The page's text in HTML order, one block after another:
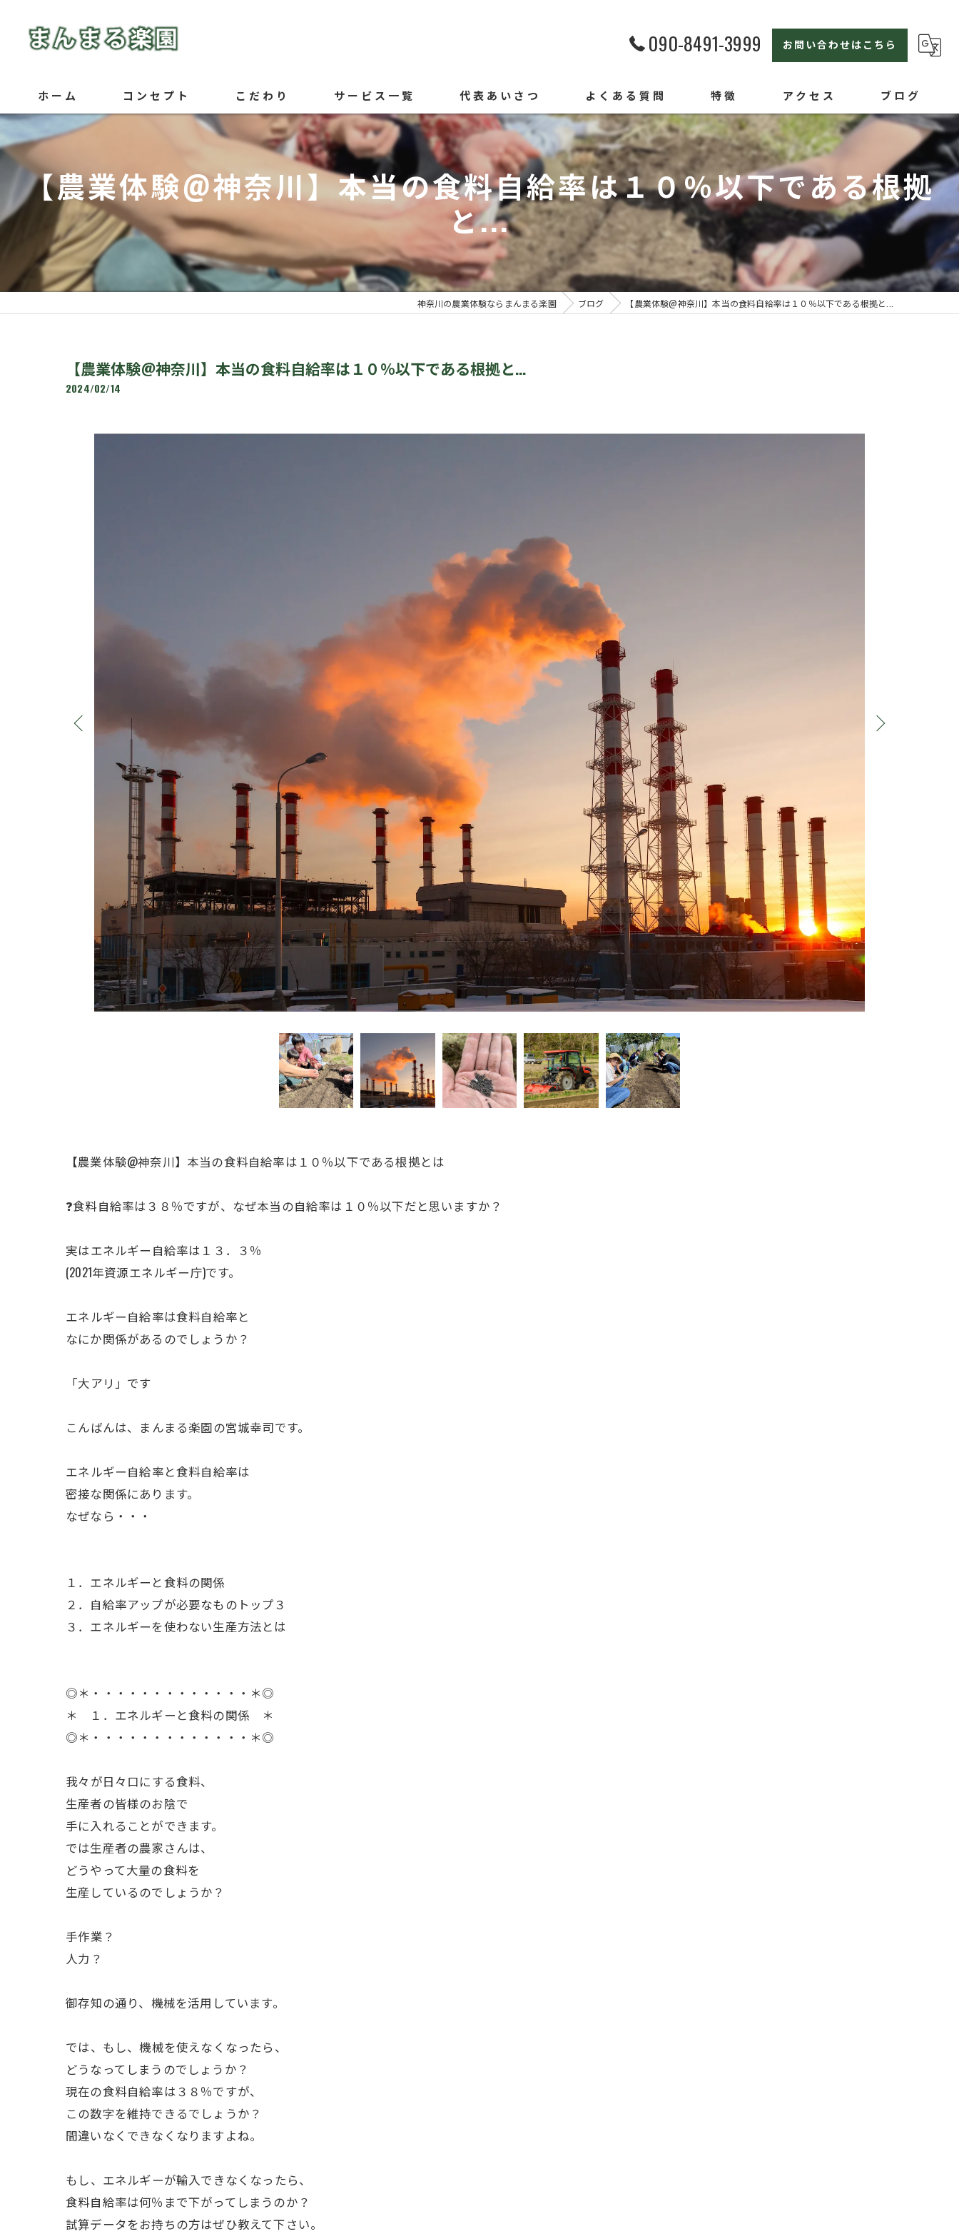
090-8491-3999 お問い合わせはこちら
ホーム コンセプト こだわり サービス一覧 代表あいさつ よくある質問 特徴
横浜の農業体験
親子
セカンドライフ
ライフスタイル
オンラインセミナー
アクセス ブログ
【農業体験@神奈川】本当の食料自給率は１０％以下である根拠
と...
神奈川の農業体験ならまんまる楽園 ブログ 【農業体験@神奈川】本当の食料自給率は１０％以下である根拠と...
【農業体験@神奈川】本当の食料自給率は１０％以下である根拠と...
2024/02/14
【農業体験@神奈川】本当の食料自給率は１０％以下である根拠とは
❓食料自給率は３８％ですが、なぜ本当の自給率は１０％以下だと思いますか？
ㅤ実はエネルギー自給率は１３．３％
(2021年資源エネルギー庁)です。
ㅤエネルギー自給率は食料自給率と
なにか関係があるのでしょうか？
ㅤ「大アリ」です
ㅤこんばんは、まんまる楽園の宮城幸司です。
ㅤエネルギー自給率と食料自給率は
密接な関係にあります。
なぜなら・・・
１．エネルギーと食料の関係
２．自給率アップが必要なものトップ３
３．エネルギーを使わない生産方法とは
◎＊・・・・・・・・・・・・・＊◎
＊ １．エネルギーと食料の関係 ＊
◎＊・・・・・・・・・・・・・＊◎
ㅤ我々が日々口にする食料、
生産者の皆様のお陰で
手に入れることができます。
では生産者の農家さんは、
どうやって大量の食料を
生産しているのでしょうか？
ㅤ手作業？
ㅤ人力？
ㅤ御存知の通り、機械を活用しています。
ㅤでは、もし、機械を使えなくなったら、
どうなってしまうのでしょうか？
現在の食料自給率は３８％ですが、
この数字を維持できるでしょうか？
間違いなくできなくなりますよね。
ㅤもし、エネルギーが輸入できなくなったら、
食料自給率は何％まで下がってしまうのか？
試算データをお持ちの方はぜひ教えて下さい。